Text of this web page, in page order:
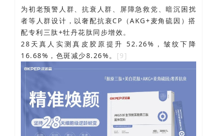
为初老预警 人群、抗衰人群、屏障急救党、暗沉困扰
者等人群设计，以奢配抗衰CP（AKG+麦角硫因）搭
配专利三肽+牡丹花肽同步增效。
28天真人实测真皮胶原提升 52.26%，皱纹下降
16.68%，色斑减少8.26%。 [9]